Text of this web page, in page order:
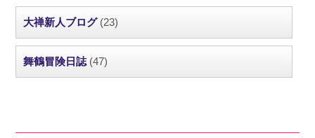
大禅新人ブログ(23)
舞鶴冒険日誌(47)